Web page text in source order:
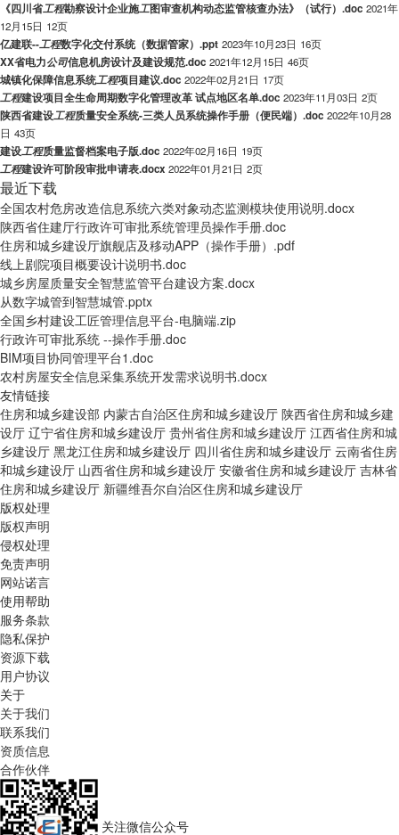
《四川省工程勘察设计企业施工图审查机构动态监管核查办法》（试行）.doc 2021年
12月15日 12页
亿建联--工程数字化交付系统（数据管家）.ppt 2023年10月23日 16页
XX省电力公司信息机房设计及建设规范.doc 2021年12月15日 46页
城镇化保障信息系统工程项目建议.doc 2022年02月21日 17页
工程建设项目全生命周期数字化管理改革 试点地区名单.doc 2023年11月03日 2页
陕西省建设工程质量安全系统-三类人员系统操作手册（便民端）.doc 2022年10月28
日 43页
建设工程质量监督档案电子版.doc 2022年02月16日 19页
工程建设许可阶段审批申请表.docx 2022年01月21日 2页
最近下载
全国农村危房改造信息系统六类对象动态监测模块使用说明.docx
陕西省住建厅行政许可审批系统管理员操作手册.doc
住房和城乡建设厅旗舰店及移动APP（操作手册）.pdf
线上剧院项目概要设计说明书.doc
城乡房屋质量安全智慧监管平台建设方案.docx
从数字城管到智慧城管.pptx
全国乡村建设工匠管理信息平台-电脑端.zip
行政许可审批系统 --操作手册.doc
BIM项目协同管理平台1.doc
农村房屋安全信息采集系统开发需求说明书.docx
友情链接
住房和城乡建设部 内蒙古自治区住房和城乡建设厅 陕西省住房和城乡建
设厅 辽宁省住房和城乡建设厅 贵州省住房和城乡建设厅 江西省住房和城
乡建设厅 黑龙江住房和城乡建设厅 四川省住房和城乡建设厅 云南省住房
和城乡建设厅 山西省住房和城乡建设厅 安徽省住房和城乡建设厅 吉林省
住房和城乡建设厅 新疆维吾尔自治区住房和城乡建设厅
版权处理
版权声明
侵权处理
免责声明
网站诺言
使用帮助
服务条款
隐私保护
资源下载
用户协议
关于
关于我们
联系我们
资质信息
合作伙伴
关注微信公众号